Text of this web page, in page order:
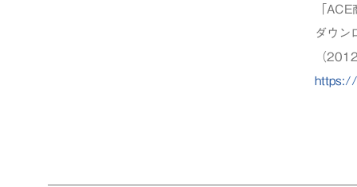
「
ダウン
（
https://